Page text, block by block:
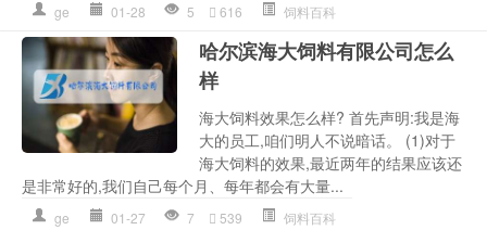
ge 01-28 5 616 饲料百科
哈尔滨海大饲料有限公司怎么
样
海大饲料效果怎么样? 首先声明:我是海
大的员工,咱们明人不说暗话。 (1)对于
海大饲料的效果,最近两年的结果应该还
是非常好的,我们自己每个月、每年都会有大量...
ge 01-27 7 539 饲料百科